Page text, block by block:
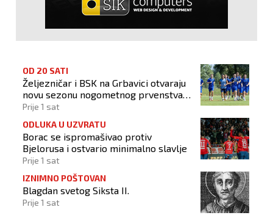
OD 20 SATI
Željezničar i BSK na Grbavici otvaraju
novu sezonu nogometnog prvenstva
BiH
Prije 1 sat
ODLUKA U UZVRATU
Borac se ispromašivao protiv
Bjelorusa i ostvario minimalno slavlje
Prije 1 sat
IZNIMNO POŠTOVAN
Blagdan svetog Siksta II.
Prije 1 sat